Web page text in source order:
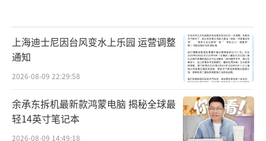
上海迪士尼因台风变水上乐园 运营调整
通知
2026-08-09 22:29:58
余承东拆机最新款鸿蒙电脑 揭秘全球最
轻14英寸笔记本
2026-08-09 14:49:18